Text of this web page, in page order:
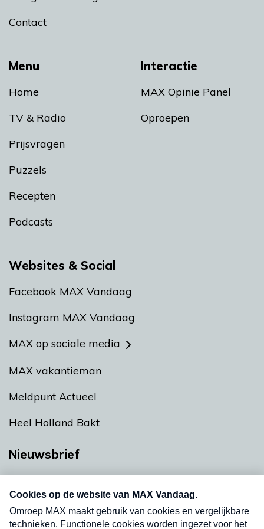
Menu
Home
TV & Radio
Prijsvragen
Puzzels
Recepten
Podcasts
Interactie
MAX Opinie Panel
Oproepen
Contact
Websites & Social
Facebook MAX Vandaag
Instagram MAX Vandaag
MAX op sociale media
MAX vakantieman
Meldpunt Actueel
Heel Holland Bakt
Nieuwsbrief
nieuwsbrief. Elke vrijdag- en dinsdagochtend in
uw mailbox.